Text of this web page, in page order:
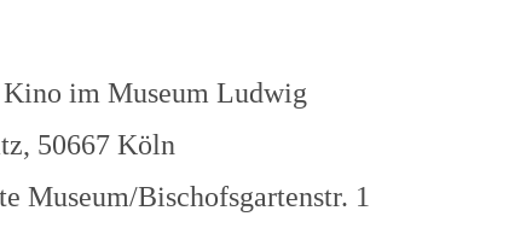
im Museum Ludwig
50667 Köln
Museum/Bischofsgartenstr. 1